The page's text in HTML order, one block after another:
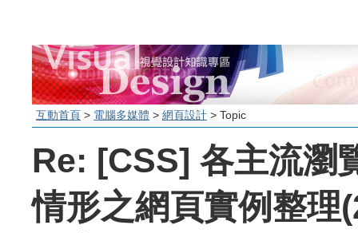
互動首頁 > 電腦多媒體 > 網頁設計 > Topic
Re: [CSS] 各主流瀏
情形之網頁實例整理